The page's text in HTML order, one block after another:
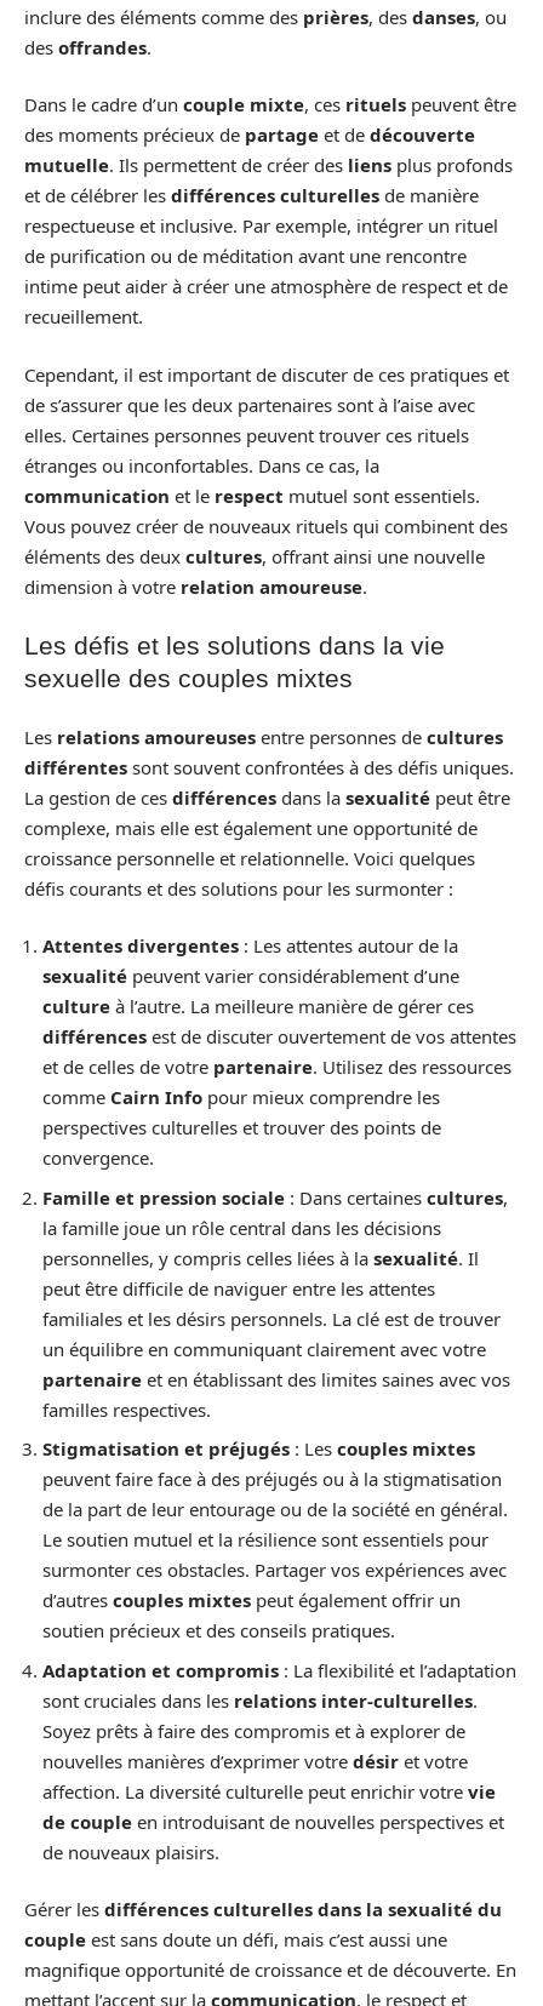
inclure des éléments comme des prières, des danses, ou
des offrandes.
Dans le cadre d’un couple mixte, ces rituels peuvent être
des moments précieux de partage et de découverte
mutuelle. Ils permettent de créer des liens plus profonds
et de célébrer les différences culturelles de manière
respectueuse et inclusive. Par exemple, intégrer un rituel
de purification ou de méditation avant une rencontre
intime peut aider à créer une atmosphère de respect et de
recueillement.
Cependant, il est important de discuter de ces pratiques et
de s’assurer que les deux partenaires sont à l’aise avec
elles. Certaines personnes peuvent trouver ces rituels
étranges ou inconfortables. Dans ce cas, la
communication et le respect mutuel sont essentiels.
Vous pouvez créer de nouveaux rituels qui combinent des
éléments des deux cultures, offrant ainsi une nouvelle
dimension à votre relation amoureuse.
Les défis et les solutions dans la vie
sexuelle des couples mixtes
Les relations amoureuses entre personnes de cultures
différentes sont souvent confrontées à des défis uniques.
La gestion de ces différences dans la sexualité peut être
complexe, mais elle est également une opportunité de
croissance personnelle et relationnelle. Voici quelques
défis courants et des solutions pour les surmonter :
Attentes divergentes : Les attentes autour de la
sexualité peuvent varier considérablement d’une
culture à l’autre. La meilleure manière de gérer ces
différences est de discuter ouvertement de vos attentes
et de celles de votre partenaire. Utilisez des ressources
comme Cairn Info pour mieux comprendre les
perspectives culturelles et trouver des points de
convergence.
Famille et pression sociale : Dans certaines cultures,
la famille joue un rôle central dans les décisions
personnelles, y compris celles liées à la sexualité. Il
peut être difficile de naviguer entre les attentes
familiales et les désirs personnels. La clé est de trouver
un équilibre en communiquant clairement avec votre
partenaire et en établissant des limites saines avec vos
familles respectives.
Stigmatisation et préjugés : Les couples mixtes
peuvent faire face à des préjugés ou à la stigmatisation
de la part de leur entourage ou de la société en général.
Le soutien mutuel et la résilience sont essentiels pour
surmonter ces obstacles. Partager vos expériences avec
d’autres couples mixtes peut également offrir un
soutien précieux et des conseils pratiques.
Adaptation et compromis : La flexibilité et l’adaptation
sont cruciales dans les relations inter-culturelles.
Soyez prêts à faire des compromis et à explorer de
nouvelles manières d’exprimer votre désir et votre
affection. La diversité culturelle peut enrichir votre vie
de couple en introduisant de nouvelles perspectives et
de nouveaux plaisirs.
Gérer les différences culturelles dans la sexualité du
couple est sans doute un défi, mais c’est aussi une
magnifique opportunité de croissance et de découverte. En
mettant l’accent sur la communication, le respect et